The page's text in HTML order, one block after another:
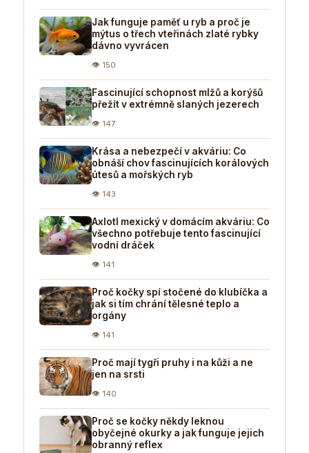
Jak funguje paměť u ryb a proč je
mýtus o třech vteřinách zlaté rybky
dávno vyvrácen
👁 150
Fascinující schopnost mlžů a korýšů
přežít v extrémně slaných jezerech
👁 147
Krása a nebezpečí v akváriu: Co
obnáší chov fascinujících korálových
útesů a mořských ryb
👁 143
Axlotl mexický v domácím akváriu: Co
všechno potřebuje tento fascinující
vodní dráček
👁 141
Proč kočky spí stočené do klubíčka a
jak si tím chrání tělesné teplo a
orgány
👁 141
Proč mají tygři pruhy i na kůži a ne
jen na srsti
👁 140
Proč se kočky někdy leknou
obyčejné okurky a jak funguje jejich
obranný reflex